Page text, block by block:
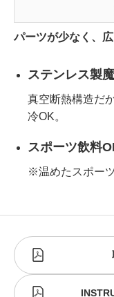
パーツが少なく、
ステンレス製
真空断熱構造だ
冷OK。
スポーツ飲料
※温めたスポー